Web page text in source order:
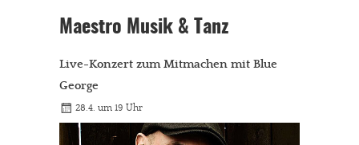
Maestro Musik & Tanz
Live-Konzert zum Mitmachen mit Blue
George
28.4. um 19 Uhr